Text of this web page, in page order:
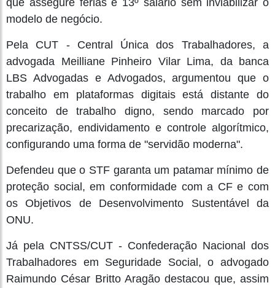
modelo de negócio.
Pela CUT - Central Única dos Trabalhadores, a
advogada Meilliane Pinheiro Vilar Lima, da banca
LBS Advogadas e Advogados, argumentou que o
trabalho em plataformas digitais está distante do
conceito de trabalho digno, sendo marcado por
precarização, endividamento e controle algorítmico,
configurando uma forma de "servidão moderna".
Defendeu que o STF garanta um patamar mínimo de
proteção social, em conformidade com a CF e com
os Objetivos de Desenvolvimento Sustentável da
ONU.
Já pela CNTSS/CUT - Confederação Nacional dos
Trabalhadores em Seguridade Social, o advogado
Raimundo César Britto Aragão destacou que, assim